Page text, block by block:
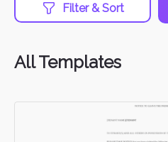
Filter & Sort
All Templates